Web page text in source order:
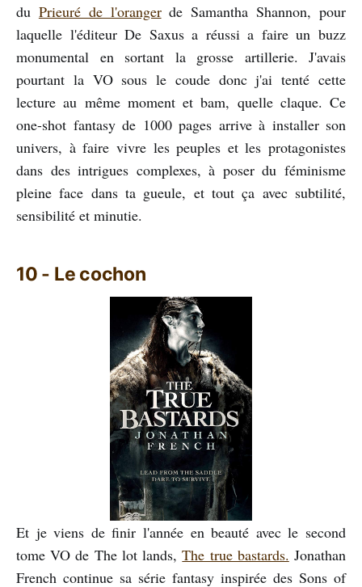
du Prieuré de l'orangerde Samantha Shannon, pour
laquelle l'éditeur De Saxus a réussi a faire un buzz
monumental en sortant la grosse artillerie. J'avais
pourtant la VO sous le coude donc j'ai tenté cette
lecture au même moment et bam, quelle claque. Ce
one-shot fantasy de 1000 pages arrive à installer son
univers, à faire vivre les peuples et les protagonistes
dans des intrigues complexes, à poser du féminisme
pleine face dans ta gueule, et tout ça avec subtilité,
sensibilité et minutie.
10 - Le cochon
Et je viens de finir l'année en beauté avec le second
tome VO de The lot lands,The true bastards. Jonathan
French continue sa série fantasy inspirée des Sons of